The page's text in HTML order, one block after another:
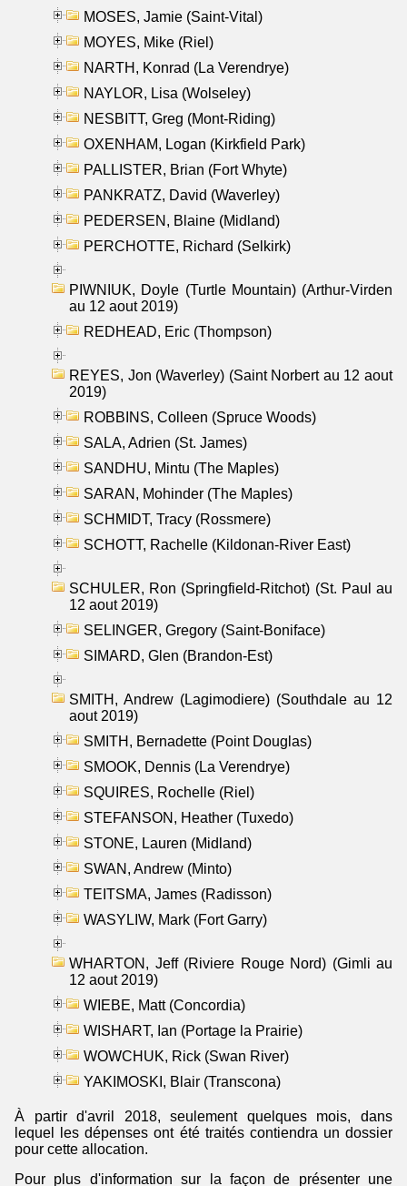
MOSES, Jamie (Saint-Vital)
MOYES, Mike (Riel)
NARTH, Konrad (La Verendrye)
NAYLOR, Lisa (Wolseley)
NESBITT, Greg (Mont-Riding)
OXENHAM, Logan (Kirkfield Park)
PALLISTER, Brian (Fort Whyte)
PANKRATZ, David (Waverley)
PEDERSEN, Blaine (Midland)
PERCHOTTE, Richard (Selkirk)
PIWNIUK, Doyle (Turtle Mountain) (Arthur-Virden
au 12 aout 2019)
REDHEAD, Eric (Thompson)
REYES, Jon (Waverley) (Saint Norbert au 12 aout
2019)
ROBBINS, Colleen (Spruce Woods)
SALA, Adrien (St. James)
SANDHU, Mintu (The Maples)
SARAN, Mohinder (The Maples)
SCHMIDT, Tracy (Rossmere)
SCHOTT, Rachelle (Kildonan-River East)
SCHULER, Ron (Springfield-Ritchot) (St. Paul au
12 aout 2019)
SELINGER, Gregory (Saint-Boniface)
SIMARD, Glen (Brandon-Est)
SMITH, Andrew (Lagimodiere) (Southdale au 12
aout 2019)
SMITH, Bernadette (Point Douglas)
SMOOK, Dennis (La Verendrye)
SQUIRES, Rochelle (Riel)
STEFANSON, Heather (Tuxedo)
STONE, Lauren (Midland)
SWAN, Andrew (Minto)
TEITSMA, James (Radisson)
WASYLIW, Mark (Fort Garry)
WHARTON, Jeff (Riviere Rouge Nord) (Gimli au
12 aout 2019)
WIEBE, Matt (Concordia)
WISHART, Ian (Portage la Prairie)
WOWCHUK, Rick (Swan River)
YAKIMOSKI, Blair (Transcona)
À partir d'avril 2018, seulement quelques mois, dans
lequel les dépenses ont été traités contiendra un dossier
pour cette allocation.
Pour plus d'information sur la façon de présenter une